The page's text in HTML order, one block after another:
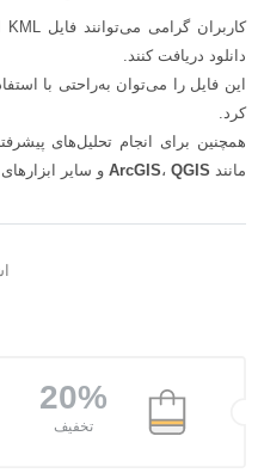
دانلود دریافت کنند.
این فایل را می‌توان به‌راحتی با
کرد.
همچنین برای انجام تحلیل‌های
مانند
ArcGIS، QGIS و سایر ابزارهای GIS استفاده نمایید.
20%
تخفیف